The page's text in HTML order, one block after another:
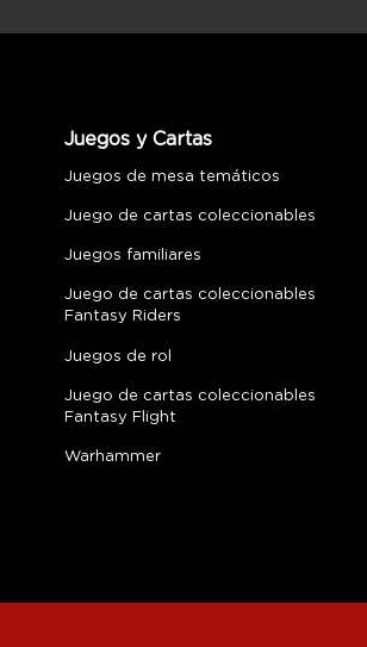
Juegos y Cartas
Juegos de mesa temáticos
Juego de cartas coleccionables
Juegos familiares
Juego de cartas coleccionables
Fantasy Riders
Juegos de rol
Juego de cartas coleccionables
Fantasy Flight
Warhammer